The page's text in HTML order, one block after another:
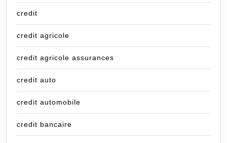
credit
credit agricole
credit agricole assurances
credit auto
credit automobile
credit bancaire